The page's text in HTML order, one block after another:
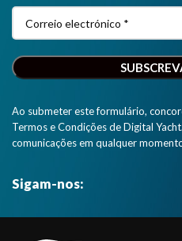
Ao submeter este formulário,
Termos e Condições de Digital
comunicações em qualquer
Sigam-nos: